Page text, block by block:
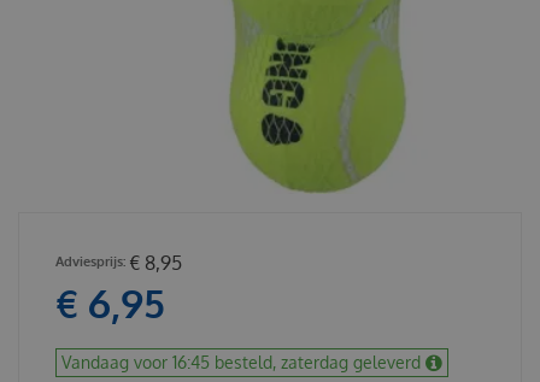
€ 8,95
€ 6,95
Vandaag voor 16:45 besteld, zaterdag geleverd